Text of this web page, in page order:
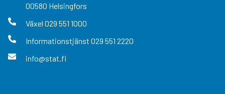
00580 Helsingfors
Växel 029 551 1000
Informationstjänst 029 551 2220
info@stat.fi